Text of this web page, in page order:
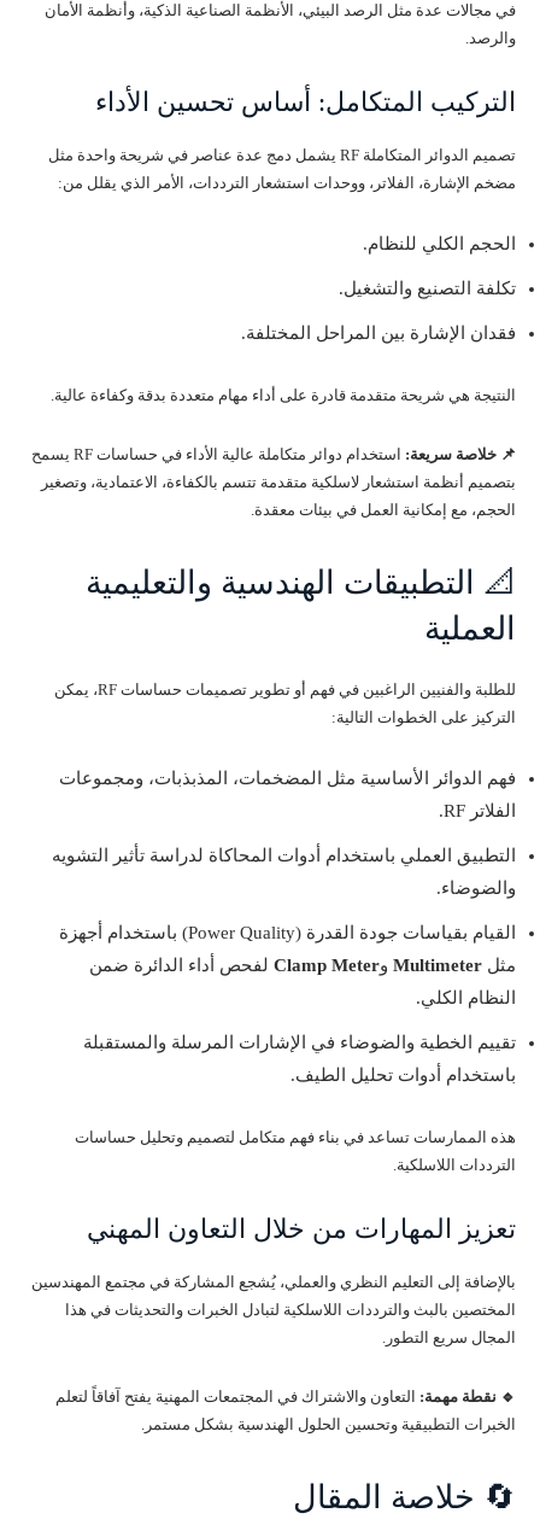
في مجالات عدة مثل الرصد البيئي، الأنظمة الصناعية الذكية، وأنظمة الأمان
والرصد.
التركيب المتكامل: أساس تحسين الأداء
تصميم الدوائر المتكاملة RF يشمل دمج عدة عناصر في شريحة واحدة مثل
مضخم الإشارة، الفلاتر، ووحدات استشعار الترددات، الأمر الذي يقلل من:
الحجم الكلي للنظام.
تكلفة التصنيع والتشغيل.
فقدان الإشارة بين المراحل المختلفة.
النتيجة هي شريحة متقدمة قادرة على أداء مهام متعددة بدقة وكفاءة عالية.
📌 خلاصة سريعة:
استخدام دوائر متكاملة عالية الأداء في حساسات RF يسمح
بتصميم أنظمة استشعار لاسلكية متقدمة تتسم بالكفاءة، الاعتمادية، وتصغير
الحجم، مع إمكانية العمل في بيئات معقدة.
📐 التطبيقات الهندسية والتعليمية
العملية
للطلبة والفنيين الراغبين في فهم أو تطوير تصميمات حساسات RF، يمكن
التركيز على الخطوات التالية:
فهم الدوائر الأساسية مثل المضخمات، المذبذبات، ومجموعات
الفلاتر RF.
التطبيق العملي باستخدام أدوات المحاكاة لدراسة تأثير التشويه
والضوضاء.
القيام بقياسات جودة القدرة (Power Quality) باستخدام أجهزة
مثل Multimeter وClamp Meter لفحص أداء الدائرة ضمن
النظام الكلي.
تقييم الخطية والضوضاء في الإشارات المرسلة والمستقبلة
باستخدام أدوات تحليل الطيف.
هذه الممارسات تساعد في بناء فهم متكامل لتصميم وتحليل حساسات
الترددات اللاسلكية.
تعزيز المهارات من خلال التعاون المهني
بالإضافة إلى التعليم النظري والعملي، يُشجع المشاركة في مجتمع المهندسين
المختصين بالبث والترددات اللاسلكية لتبادل الخبرات والتحديثات في هذا
المجال سريع التطور.
🔹 نقطة مهمة: التعاون والاشتراك في المجتمعات المهنية يفتح آفاقاً لتعلم
الخبرات التطبيقية وتحسين الحلول الهندسية بشكل مستمر.
🔄 خلاصة المقال